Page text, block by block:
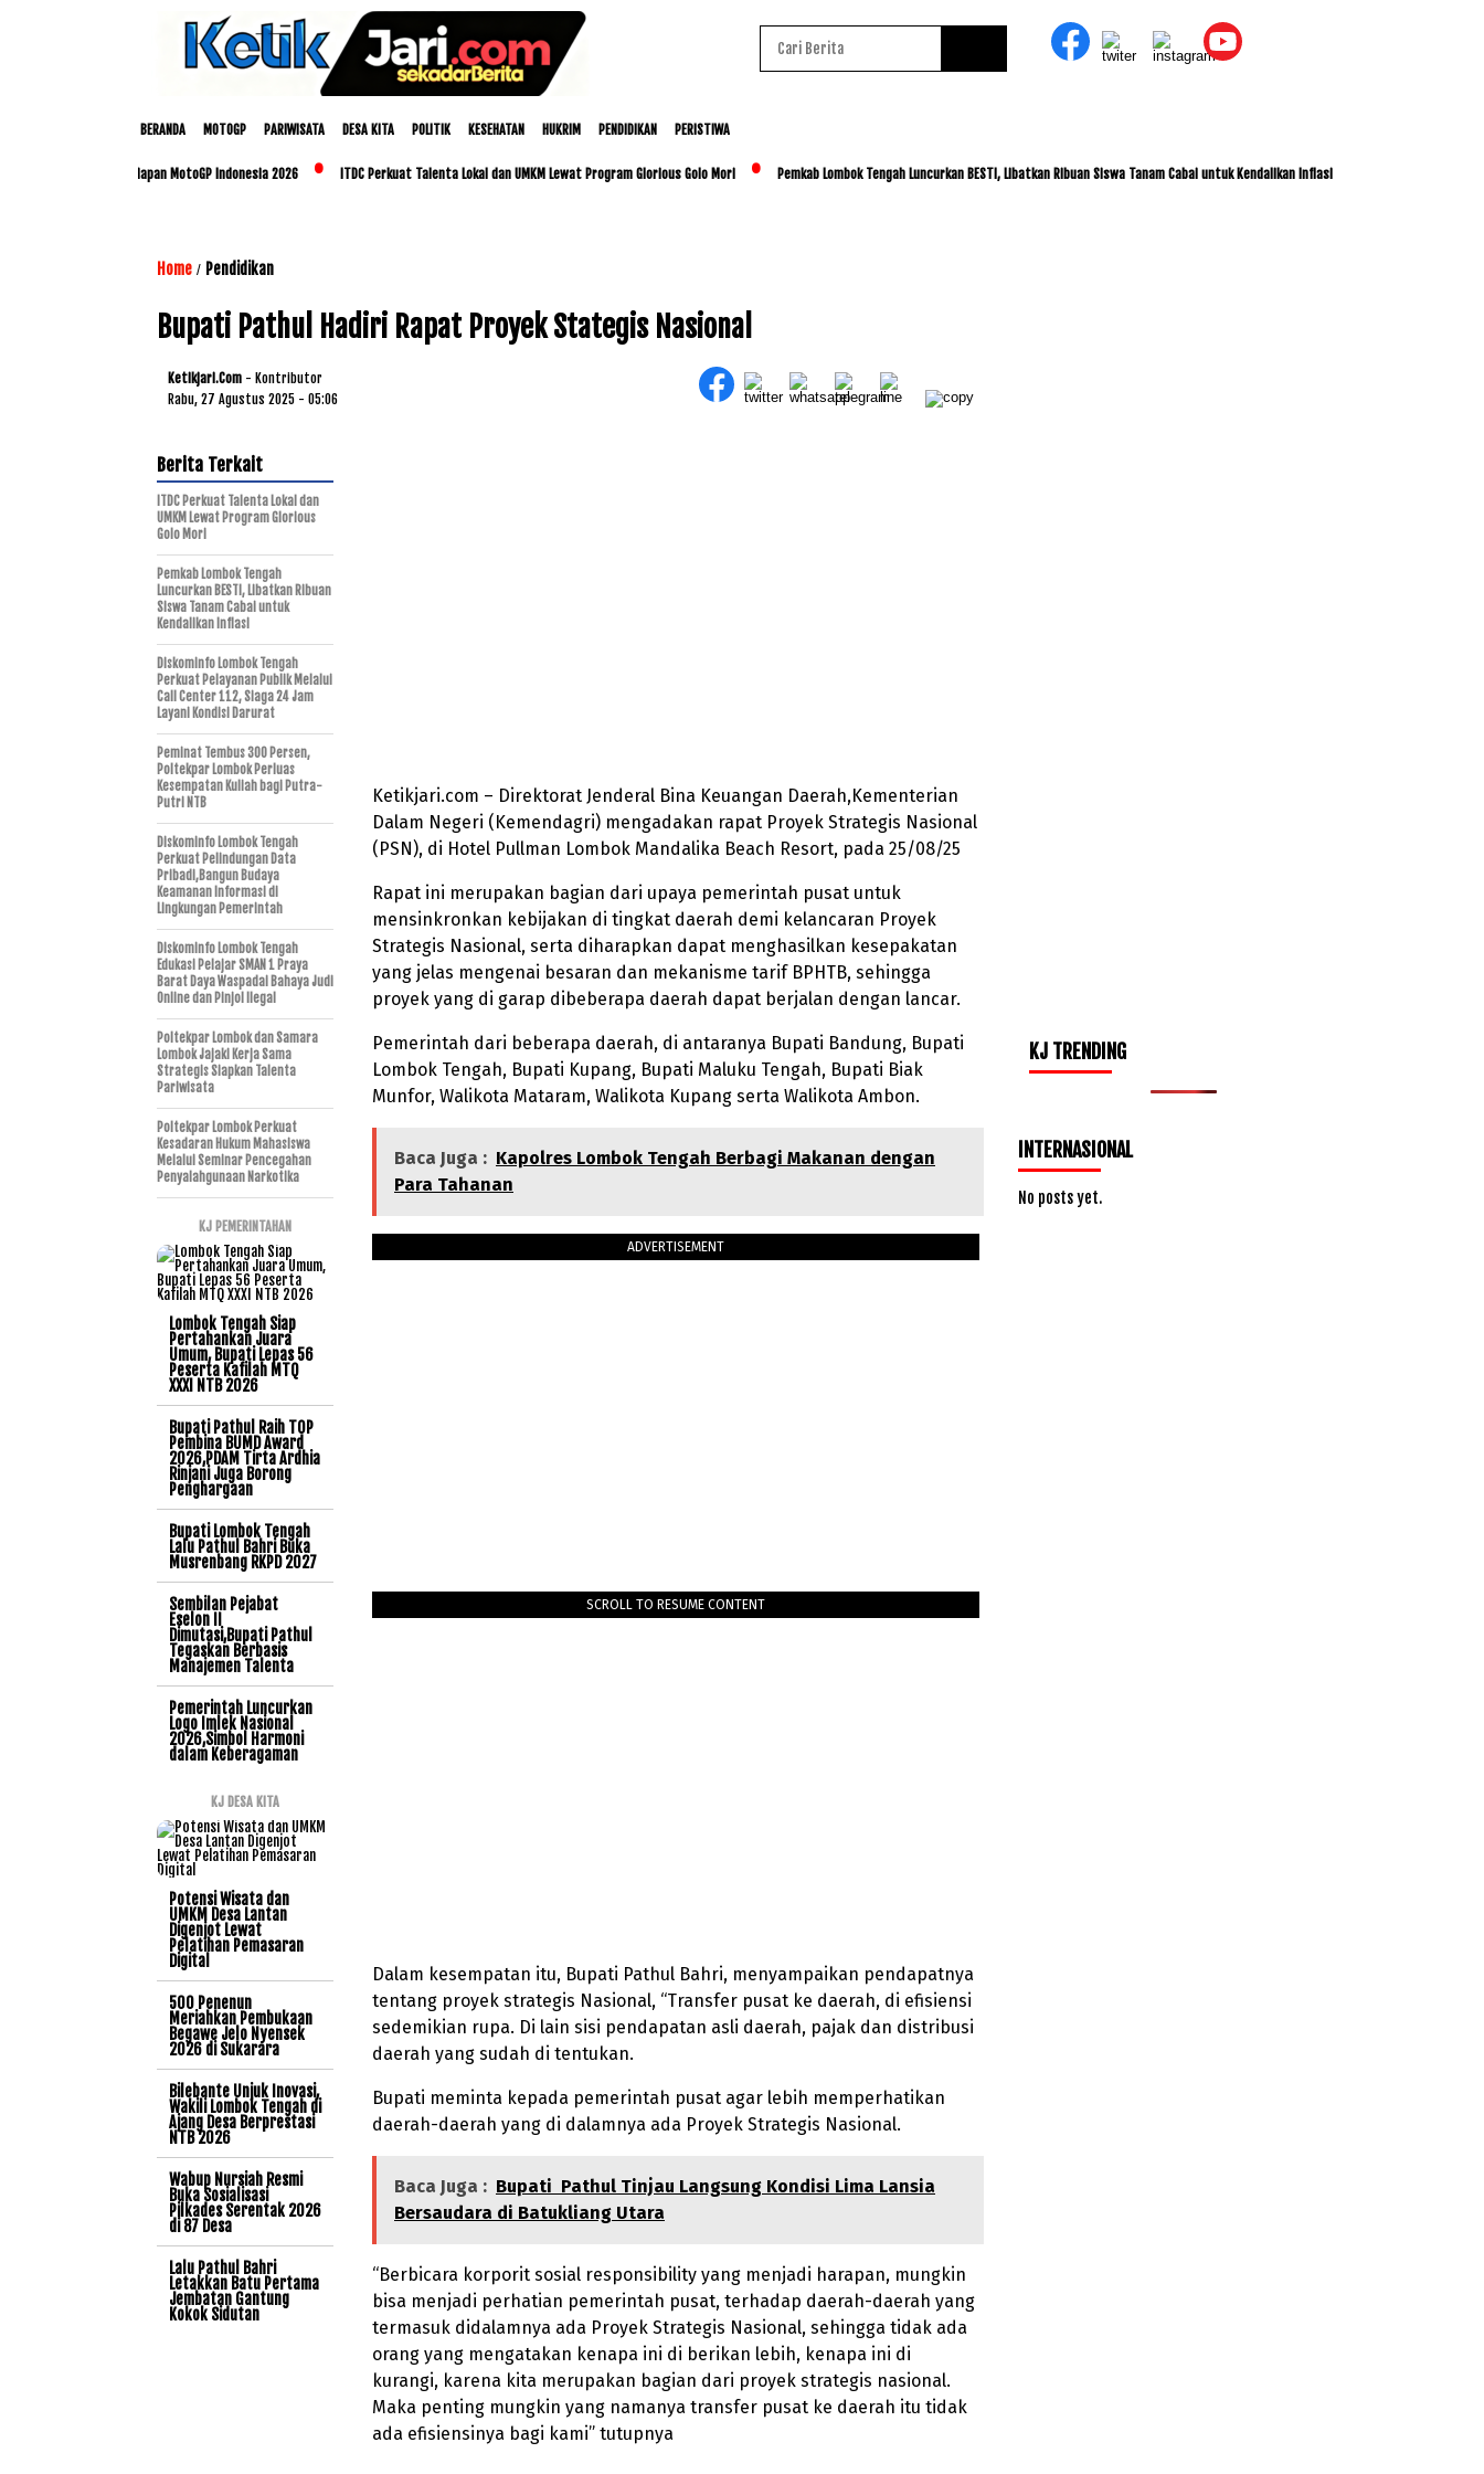
BERANDA MOTOGP PARIWISATA DESA KITA POLITIK KESEHATAN HUKRIM PENDIDIKAN PERISTIWA
Matangkan Persiapan MotoGP Indonesia 2026 ITDC Perkuat Talenta Lokal dan UMKM Lewat Program Glorious Golo Mori Pemkab Lombok Tengah Luncurkan BESTI, Libatkan Ribuan Siswa Tanam Cabai untuk Kendalikan Inflasi
Home / Pendidikan
Bupati Pathul Hadiri Rapat Proyek Stategis Nasional
Ketikjari.com - Kontributor
Rabu, 27 Agustus 2025 - 05:06
Ketikjari.com – Direktorat Jenderal Bina Keuangan Daerah,Kementerian
Dalam Negeri (Kemendagri) mengadakan rapat Proyek Strategis Nasional
(PSN), di Hotel Pullman Lombok Mandalika Beach Resort, pada 25/08/25
Rapat ini merupakan bagian dari upaya pemerintah pusat untuk
mensinkronkan kebijakan di tingkat daerah demi kelancaran Proyek
Strategis Nasional, serta diharapkan dapat menghasilkan kesepakatan
yang jelas mengenai besaran dan mekanisme tarif BPHTB, sehingga
proyek yang di garap dibeberapa daerah dapat berjalan dengan lancar.
Pemerintah dari beberapa daerah, di antaranya Bupati Bandung, Bupati
Lombok Tengah, Bupati Kupang, Bupati Maluku Tengah, Bupati Biak
Munfor, Walikota Mataram, Walikota Kupang serta Walikota Ambon.
Baca Juga : Kapolres Lombok Tengah Berbagi Makanan dengan
Para Tahanan
ADVERTISEMENT
SCROLL TO RESUME CONTENT
Dalam kesempatan itu, Bupati Pathul Bahri, menyampaikan pendapatnya
tentang proyek strategis Nasional, “Transfer pusat ke daerah, di efisiensi
sedemikian rupa. Di lain sisi pendapatan asli daerah, pajak dan distribusi
daerah yang sudah di tentukan.
Bupati meminta kepada pemerintah pusat agar lebih memperhatikan
daerah-daerah yang di dalamnya ada Proyek Strategis Nasional.
Baca Juga : Bupati Pathul Tinjau Langsung Kondisi Lima Lansia
Bersaudara di Batukliang Utara
“Berbicara korporit sosial responsibility yang menjadi harapan, mungkin
bisa menjadi perhatian pemerintah pusat, terhadap daerah-daerah yang
termasuk didalamnya ada Proyek Strategis Nasional, sehingga tidak ada
orang yang mengatakan kenapa ini di berikan lebih, kenapa ini di
kurangi, karena kita merupakan bagian dari proyek strategis nasional.
Maka penting mungkin yang namanya transfer pusat ke daerah itu tidak
ada efisiensinya bagi kami” tutupnya
Berita Terkait
ITDC Perkuat Talenta Lokal dan
UMKM Lewat Program Glorious
Golo Mori
Pemkab Lombok Tengah
Luncurkan BESTI, Libatkan Ribuan
Siswa Tanam Cabai untuk
Kendalikan Inflasi
Diskominfo Lombok Tengah
Perkuat Pelayanan Publik Melalui
Call Center 112, Siaga 24 Jam
Layani Kondisi Darurat
Peminat Tembus 300 Persen,
Poltekpar Lombok Perluas
Kesempatan Kuliah bagi Putra-
Putri NTB
Diskominfo Lombok Tengah
Perkuat Pelindungan Data
Pribadi,Bangun Budaya
Keamanan Informasi di
Lingkungan Pemerintah
Diskominfo Lombok Tengah
Edukasi Pelajar SMAN 1 Praya
Barat Daya Waspadai Bahaya Judi
Online dan Pinjol Ilegal
Poltekpar Lombok dan Samara
Lombok Jajaki Kerja Sama
Strategis Siapkan Talenta
Pariwisata
Poltekpar Lombok Perkuat
Kesadaran Hukum Mahasiswa
Melalui Seminar Pencegahan
Penyalahgunaan Narkotika
KJ PEMERINTAHAN
Lombok Tengah Siap
Pertahankan Juara
Umum, Bupati Lepas 56
Peserta Kafilah MTQ
XXXI NTB 2026
Bupati Pathul Raih TOP
Pembina BUMD Award
2026,PDAM Tirta Ardhia
Rinjani Juga Borong
Penghargaan
Bupati Lombok Tengah
Lalu Pathul Bahri Buka
Musrenbang RKPD 2027
Sembilan Pejabat
Eselon II
Dimutasi,Bupati Pathul
Tegaskan Berbasis
Manajemen Talenta
Pemerintah Luncurkan
Logo Imlek Nasional
2026,Simbol Harmoni
dalam Keberagaman
KJ DESA KITA
Potensi Wisata dan
UMKM Desa Lantan
Digenjot Lewat
Pelatihan Pemasaran
Digital
500 Penenun
Meriahkan Pembukaan
Begawe Jelo Nyensek
2026 di Sukarara
Bilebante Unjuk Inovasi,
Wakili Lombok Tengah di
Ajang Desa Berprestasi
NTB 2026
Wabup Nursiah Resmi
Buka Sosialisasi
Pilkades Serentak 2026
di 87 Desa
Lalu Pathul Bahri
Letakkan Batu Pertama
Jembatan Gantung
Kokok Sidutan
KJ TRENDING
INTERNASIONAL
No posts yet.